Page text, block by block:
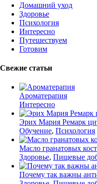
Домашний уход
Здоровье
Психология
Интересно
Путешествуем
Готовим
Свежие статьи
Ароматерапия
Интересно
Эрих Мария Ремарк
Обучение, Психология
Масло гранатовых
Здоровье, Пищевые
Почему так важны